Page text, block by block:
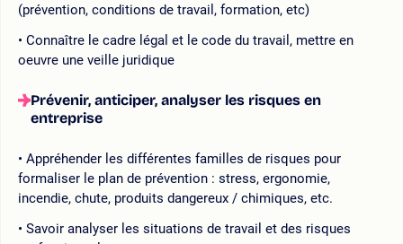
(prévention, conditions de travail, formation, etc)
Connaître le cadre légal et le code du travail, mettre en
oeuvre une veille juridique
Prévenir, anticiper, analyser les risques en
entreprise
Appréhender les différentes familles de risques pour
formaliser le plan de prévention : stress, ergonomie,
incendie, chute, produits dangereux / chimiques, etc.
Savoir analyser les situations de travail et des risques